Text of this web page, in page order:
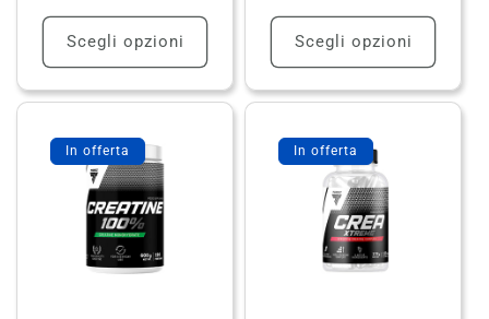
listino
Scegli opzioni Scegli opzioni
In offerta In offerta